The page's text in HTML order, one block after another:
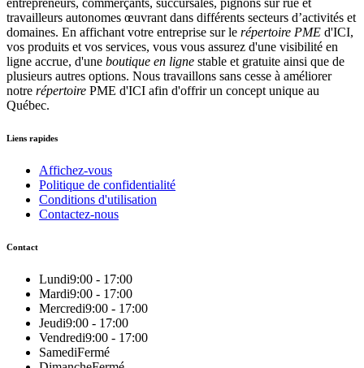
entrepreneurs, commerçants, succursales, pignons sur rue et
travailleurs autonomes œuvrant dans différents secteurs d’activités et
domaines. En affichant votre entreprise sur le répertoire PME d'ICI,
vos produits et vos services, vous vous assurez d'une visibilité en
ligne accrue, d'une boutique en ligne stable et gratuite ainsi que de
plusieurs autres options. Nous travaillons sans cesse à améliorer
notre répertoire PME d'ICI afin d'offrir un concept unique au
Québec.
Liens rapides
Affichez-vous
Politique de confidentialité
Conditions d'utilisation
Contactez-nous
Contact
Lundi9:00 - 17:00
Mardi9:00 - 17:00
Mercredi9:00 - 17:00
Jeudi9:00 - 17:00
Vendredi9:00 - 17:00
SamediFermé